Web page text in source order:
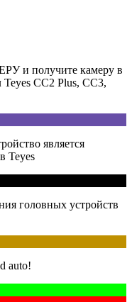
и получите камеру в
CC2 Plus, CC3,
является
Teyes
головных устройств
auto!